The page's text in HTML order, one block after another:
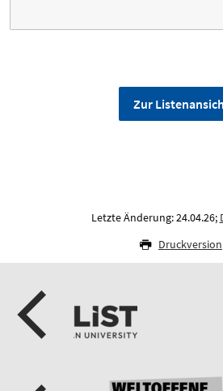
Zur
Letzte Änderung: 24.04.26;
Druckversion